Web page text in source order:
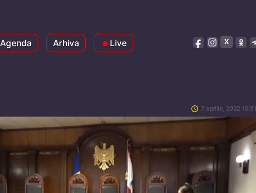
Agenda Arhiva Live
7 aprilie, 2022 15:31